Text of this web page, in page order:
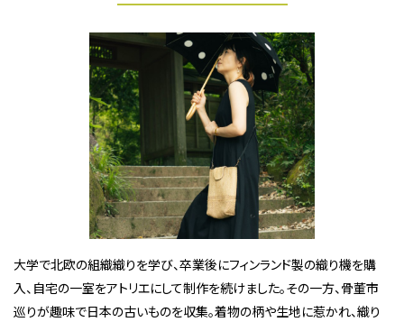
大学で北欧の組織織りを学び、卒業後にフィンランド製の織り機を購
入、自宅の一室をアトリエにして制作を続けました。その一方、骨董市
巡りが趣味で日本の古いものを収集。着物の柄や生地に惹かれ、織り